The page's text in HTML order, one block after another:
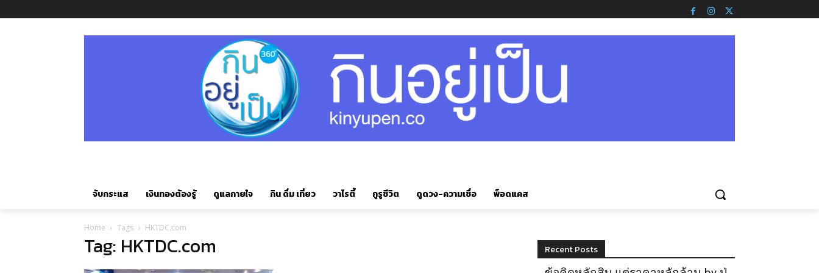
จับกระแส เงินทองต้องรู้ ดูแลกายใจ กิน ดื่ม เที่ยว วาไรตี้ กูรูชีวิต ดูดวง-ความเชื่อ พ็อดแคส
Home Tags HKTDC.com
Tag: HKTDC.com Recent Posts